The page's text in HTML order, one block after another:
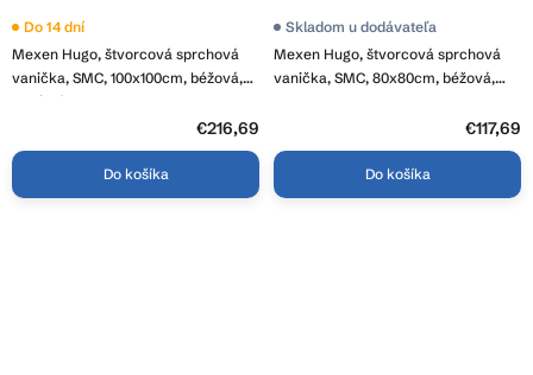
Mexen Hugo, štvorcová sprchová
vanička, SMC, 100x100cm, béžová,
oceľová krytka, 42691010-X
Do 14 dní
€216,69
Do košíka
Mexen Hugo, štvorcová sprchová
vanička, SMC, 80x80cm, béžová,
Skladom u dodávateľa
€117,69
Do košíka